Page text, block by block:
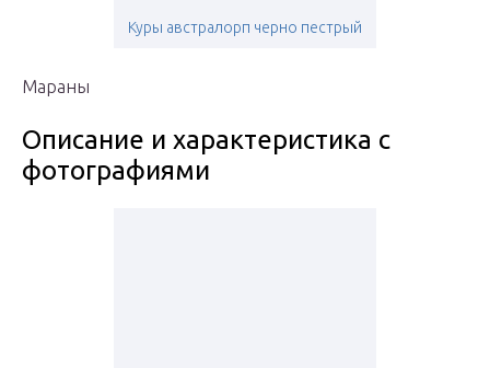
Куры австралорп черно пестрый
Мараны
Описание и характеристика с
фотографиями